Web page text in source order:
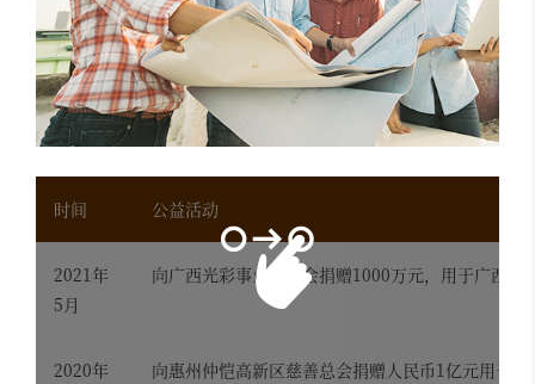
时间 公益活动
2021年
5月
向广西光彩事业促进会捐赠1000万元，用于广西乡
2020年
向惠州仲恺高新区慈善总会捐赠人民币1亿元用于